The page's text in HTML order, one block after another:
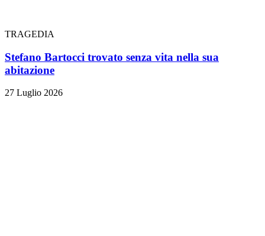
TRAGEDIA
Stefano Bartocci trovato senza vita nella sua
abitazione
27 Luglio 2026